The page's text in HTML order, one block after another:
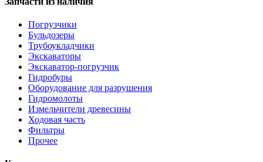
Погрузчики
Бульдозеры
Трубоукладчики
Экскаваторы
Экскаватор-погрузчик
Гидробуры
Оборудование для разрушения
Гидромолоты
Измельчители древесины
Ходовая часть
Фильтры
Прочее